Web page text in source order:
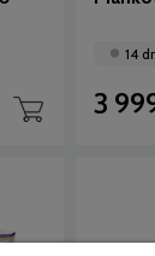
14
3